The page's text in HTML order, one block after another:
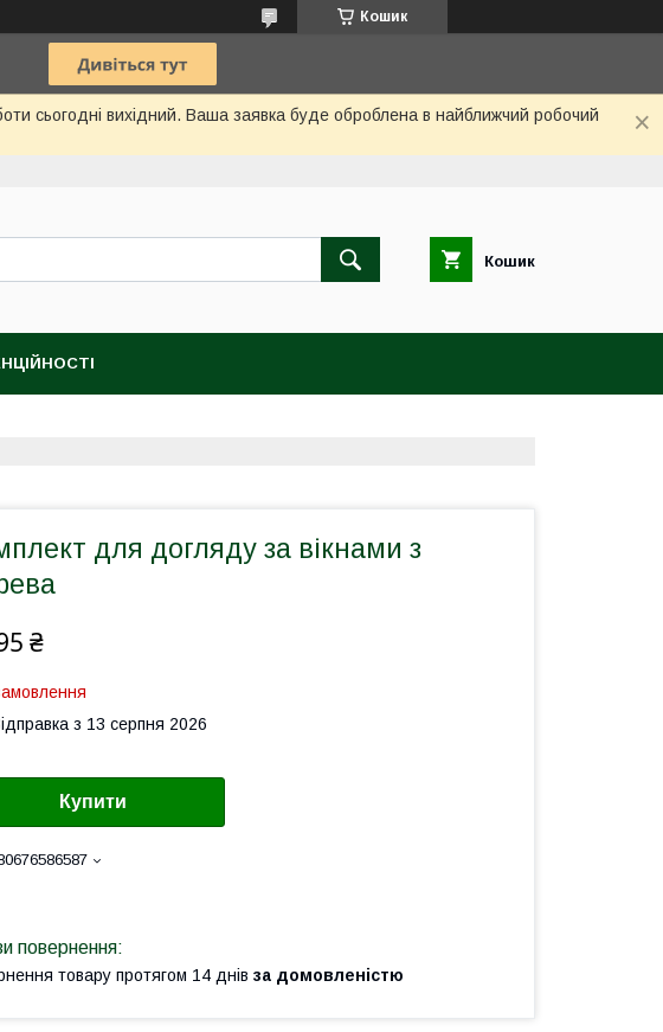
Кошик
сьогодні вихідний. Ваша заявка буде оброблена в найближчий робочий
Кошик
для догляду за вікнами з
₴
з 13 серпня 2026
Купити
товару протягом 14 днів за домовленістю